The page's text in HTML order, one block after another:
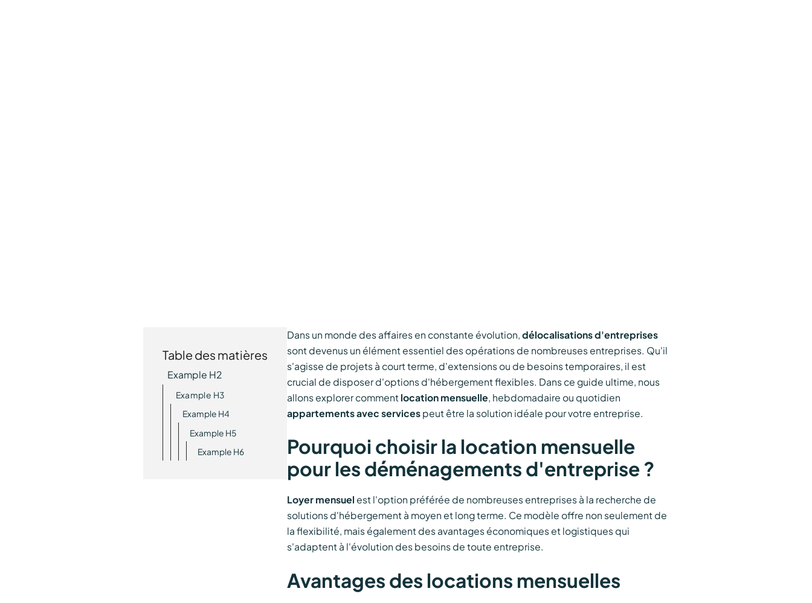
Table des matières
Example H2
Example H3
Example H4
Example H5
Example H6
Dans un monde des affaires en constante évolution, délocalisations d'entreprises
sont devenus un élément essentiel des opérations de nombreuses entreprises. Qu'il
s'agisse de projets à court terme, d'extensions ou de besoins temporaires, il est
crucial de disposer d'options d'hébergement flexibles. Dans ce guide ultime, nous
allons explorer comment location mensuelle, hebdomadaire ou quotidien
appartements avec servicespeut être la solution idéale pour votre entreprise.
Pourquoi choisir la location mensuelle
pour les déménagements d'entreprise ?
Loyer mensuel est l'option préférée de nombreuses entreprises à la recherche de
solutions d'hébergement à moyen et long terme. Ce modèle offre non seulement de
la flexibilité, mais également des avantages économiques et logistiques qui
s'adaptent à l'évolution des besoins de toute entreprise.
Avantages des locations mensuelles